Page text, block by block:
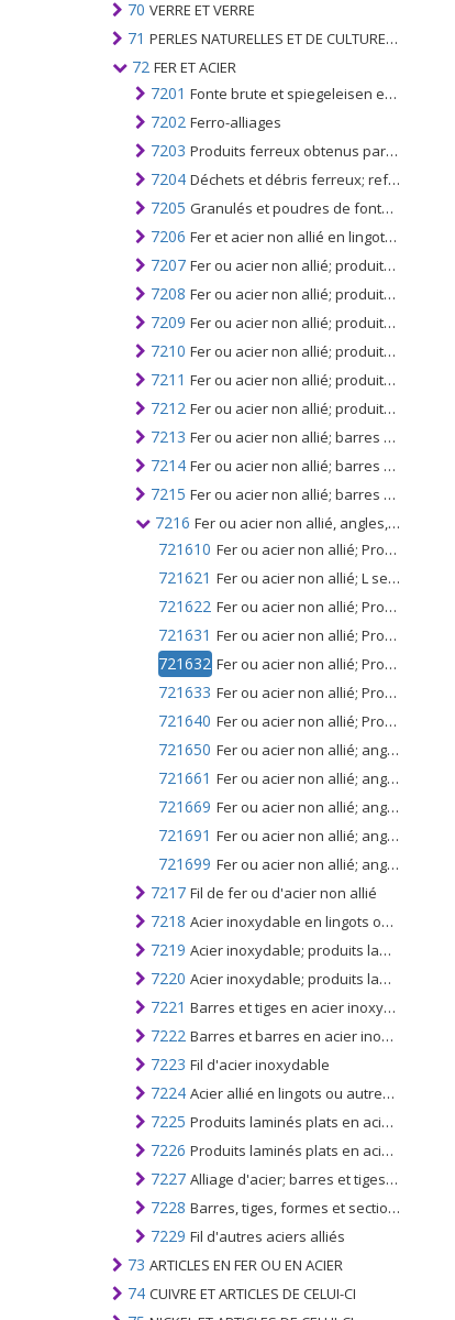
70 VERRE ET VERRE
71 PERLES NATURELLES ET DE CULTURE; PIERRES PRÉCIEUSES, SEMI-PRÉCIEUSES; MÉTAUX PRÉCIEUX, PLAQUÉS OU DOUBLÉS DE MÉTAUX PRÉCIEUX ET OUVRAGES EN CES MATIÈRES; IMITATION BIJOUTERIE; PIÈCE DE MONNAIE
72 FER ET ACIER
7201 Fonte brute et spiegeleisen en porcs, blocs ou autres formes primaires
7202 Ferro-alliages
7203 Produits ferreux obtenus par réduction directe du minerai de fer et d'autres produits ferreux spongieux, en morceaux, en boulettes ou analogues; fer ayant une pureté minimale de 99,94%, en morceaux, en boulettes ou sous formes similaires
7204 Déchets et débris ferreux; refonte des déchets de fer ou d'acier
7205 Granulés et poudres de fonte, de spiegel, de fer ou d'acier
7206 Fer et acier non allié en lingots ou autres formes primaires (à l'exclusion du fer du n ° 7203)
7207 Fer ou acier non allié; produits semi-finis
7208 Fer ou acier non allié; produits laminés plats d'une largeur de 600 mm ou plus, laminés à chaud, non plaqués, revêtus ou revêtus
7209 Fer ou acier non allié; produits laminés à plat, d'une largeur de 600 mm ou plus, laminés à froid (à froid réduit), non plaqués ni revêtus
7210 Fer ou acier non allié; produits laminés plats, largeur 600mm ou plus, plaqués, revêtus ou revêtus
7211 Fer ou acier non allié; produits laminés plats, d'une largeur inférieure à 600 mm, non revêtus, plaqués ou revêtus
7212 Fer ou acier non allié; produits laminés plats, largeur inférieure à 600 mm, plaqués, revêtus ou revêtus
7213 Fer ou acier non allié; barres et tiges, laminées à chaud, enroulées irrégulièrement
7214 Fer ou acier non allié; barres et tringles, simplement forgées, laminées à chaud, étirées à chaud ou extrudées à chaud, mais y compris celles retordues après laminage
7215 Fer ou acier non allié; barres et tiges, n.c.a. au chapitre 72
7216 Fer ou acier non allié, angles, formes et sections
721610 Fer ou acier non allié; Profilés en U, I ou H, laminés à chaud, étirés à chaud ou extrudés, d'une hauteur inférieure à 80 mm
721621 Fer ou acier non allié; L sections, laminées à chaud, étirées à chaud ou extrudées, d'une hauteur inférieure à 80 mm
721622 Fer ou acier non allié; Profilés en T, laminés à chaud, étirés à chaud ou extrudés, d'une hauteur inférieure à 80 mm
721631 Fer ou acier non allié; Profilés en U, laminés à chaud, étirés à chaud ou extrudés, d'une hauteur de 80 mm ou plus
721632 Fer ou acier non allié; Profilés en I, laminés à chaud, étirés à chaud ou extrudés, d'une hauteur de 80 mm ou plus
721633 Fer ou acier non allié; Profilés en H, laminés à chaud, étirés à chaud ou extrudés, d'une hauteur de 80 mm ou plus
721640 Fer ou acier non allié; Profilés en L ou T, laminés à chaud, étirés à chaud ou extrudés, d'une hauteur de 80 mm ou plus
721650 Fer ou acier non allié; angles, formes et sections, n.c.a. dans le n ° 7216, laminés à chaud, étirés à chaud ou extrudés
721661 Fer ou acier non allié; angles, formes et sections, formés à froid ou à froid, obtenus à partir de produits laminés plats
721669 Fer ou acier non allié; angles, formes et sections, formés à froid ou à froid (non obtenus à partir de produits laminés plats)
721691 Fer ou acier non allié; angles, formes et sections, n.c.a. dans le n ° 7216, formés à froid ou à froid, à partir de produits laminés plats
721699 Fer ou acier non allié; angles, formes et sections, n.c.a. dans le n ° 7216
7217 Fil de fer ou d'acier non allié
7218 Acier inoxydable en lingots ou autres formes primaires; produits semi-finis en acier inoxydable
7219 Acier inoxydable; produits laminés plats d'une largeur de 600 mm ou plus
7220 Acier inoxydable; produits laminés plats de largeur inférieure à 600mm
7221 Barres et tiges en acier inoxydable, laminées à chaud, enroulées irrégulièrement
7222 Barres et barres en acier inoxydable, angles, formes et sections
7223 Fil d'acier inoxydable
7224 Acier allié en lingots ou autres formes primaires, produits semi-finis en autres aciers alliés
7225 Produits laminés plats en acier allié, d'une largeur de 600 mm ou plus
7226 Produits laminés plats en acier allié, d'une largeur inférieure à 600 mm
7227 Alliage d'acier; barres et tiges, laminées à chaud, enroulées irrégulièrement
7228 Barres, tiges, formes et sections en acier allié; barres et tiges de forage creuses, en alliage ou en acier non allié
7229 Fil d'autres aciers alliés
73 ARTICLES EN FER OU EN ACIER
74 CUIVRE ET ARTICLES DE CELUI-CI